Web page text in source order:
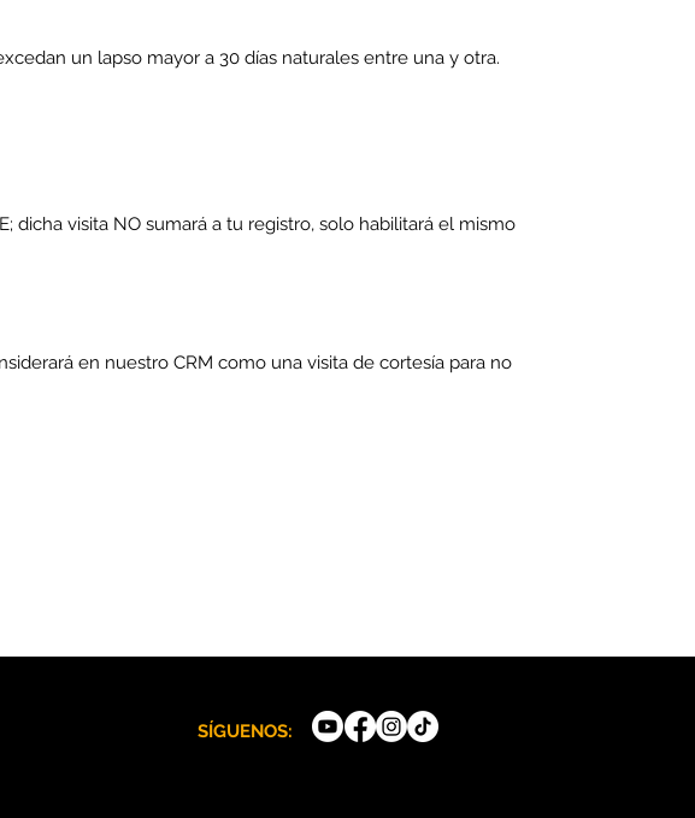
un lapso mayor a 30 días naturales entre una y otra.
dicha visita NO sumará a tu registro, solo habilitará el mismo
en nuestro CRM como una visita de cortesía para no
SÍGUENOS: